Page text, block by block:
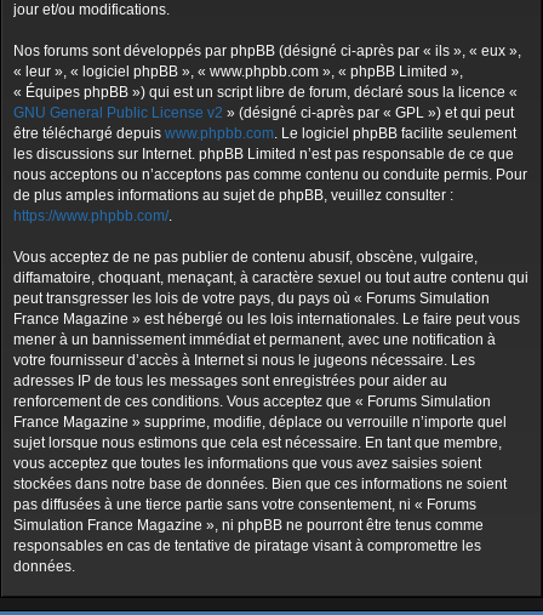
jour et/ou modifications.
Nos forums sont développés par phpBB (désigné ci-après par « ils », « eux »,
« leur », « logiciel phpBB », « www.phpbb.com », « phpBB Limited »,
« Équipes phpBB ») qui est un script libre de forum, déclaré sous la licence «
GNU General Public License v2 » (désigné ci-après par « GPL ») et qui peut
être téléchargé depuis www.phpbb.com. Le logiciel phpBB facilite seulement
les discussions sur Internet. phpBB Limited n’est pas responsable de ce que
nous acceptons ou n’acceptons pas comme contenu ou conduite permis. Pour
de plus amples informations au sujet de phpBB, veuillez consulter :
https://www.phpbb.com/.
Vous acceptez de ne pas publier de contenu abusif, obscène, vulgaire,
diffamatoire, choquant, menaçant, à caractère sexuel ou tout autre contenu qui
peut transgresser les lois de votre pays, du pays où « Forums Simulation
France Magazine » est hébergé ou les lois internationales. Le faire peut vous
mener à un bannissement immédiat et permanent, avec une notification à
votre fournisseur d’accès à Internet si nous le jugeons nécessaire. Les
adresses IP de tous les messages sont enregistrées pour aider au
renforcement de ces conditions. Vous acceptez que « Forums Simulation
France Magazine » supprime, modifie, déplace ou verrouille n’importe quel
sujet lorsque nous estimons que cela est nécessaire. En tant que membre,
vous acceptez que toutes les informations que vous avez saisies soient
stockées dans notre base de données. Bien que ces informations ne soient
pas diffusées à une tierce partie sans votre consentement, ni « Forums
Simulation France Magazine », ni phpBB ne pourront être tenus comme
responsables en cas de tentative de piratage visant à compromettre les
données.